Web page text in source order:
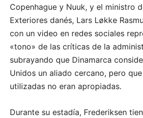
Copenhague y Nuuk, y el ministro
Exteriores danés, Lars Løkke
con un video en redes sociales
«tono» de las críticas de la
subrayando que Dinamarca
Unidos un aliado cercano, pero
utilizadas no eran apropiadas.
Durante su estadía, Frederiksen